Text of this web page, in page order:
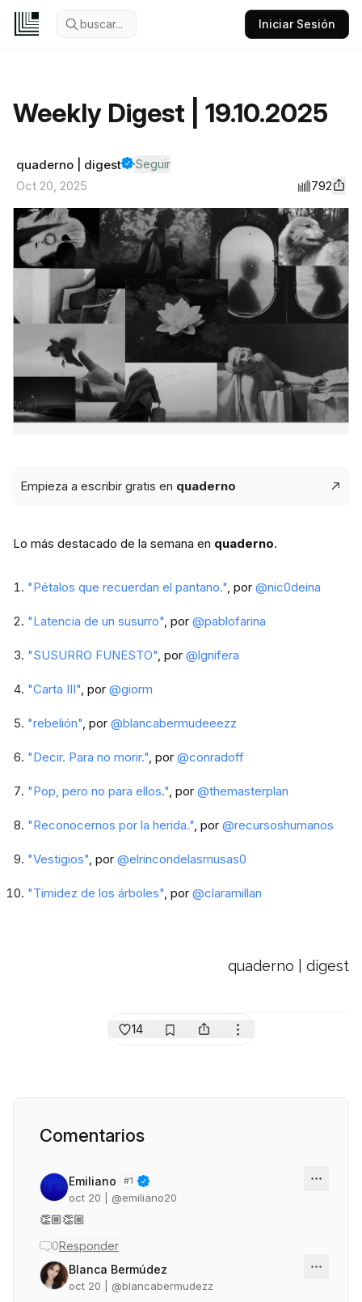
buscar... Iniciar Sesión
Weekly Digest | 19.10.2025
quaderno | digest
Seguir
Oct 20, 2025
792
Empieza a escribir gratis en quaderno
Lo más destacado de la semana en quaderno.
"Pétalos que recuerdan el pantano.", por @nic0deina
"Latencia de un susurro", por @pablofarina
"SUSURRO FUNESTO", por @lgnifera
"Carta III", por @giorm
"rebelión", por @blancabermudeeezz
"Decir. Para no morir.", por @conradoff
"Pop, pero no para ellos.", por @themasterplan
"Reconocernos por la herida.", por @recursoshumanos
"Vestigios", por @elrincondelasmusas0
"Timidez de los árboles", por @claramillan
quaderno | digest
14
Comentarios
Emiliano #1
oct 20 | @emiliano20
👏🏼👏🏼
0Responder
Blanca Bermúdez
oct 20 | @blancabermudezz